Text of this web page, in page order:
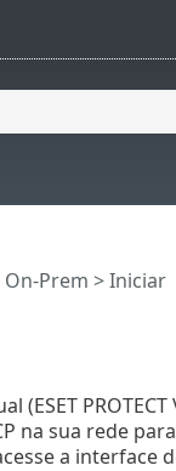
On-Prem >Iniciar
(ESET
na sua rede
a interface